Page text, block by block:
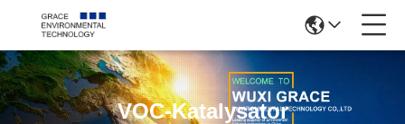
VOC-Katalysator